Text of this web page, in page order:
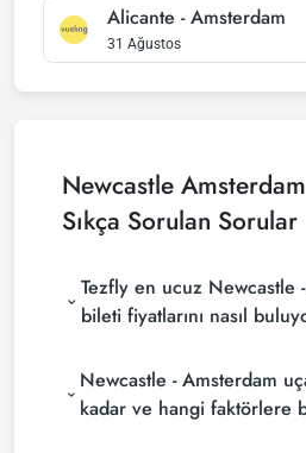
Alicante - Amsterdam
31 Ağustos
Newcastle
Sıkça Sorulan Sorular
Tezfly en ucuz Newcastle
bileti fiyatlarını nasıl
fiyatlarını bulmak için tur
rezervasyon siteleri
havayolu sitesini
Newcastle - Amsterdam
kadar ve hangi faktörlere